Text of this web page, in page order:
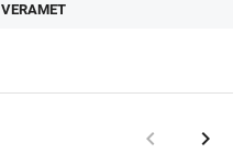
VERAMET
Poprzedni
keyboard_arrow_left keyboard_arrow_right